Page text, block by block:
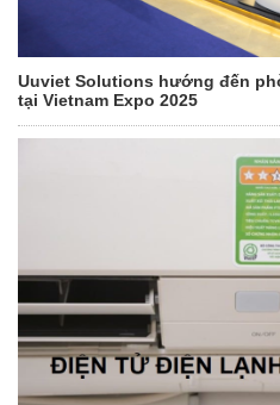
Uuviet Solutions hướng đến
tại Vietnam Expo 2025